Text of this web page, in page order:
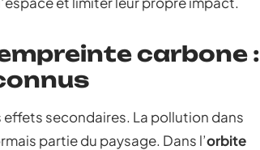
carbone :
effets secondaires. La pollution dans
partie du paysage. Dans l’orbite